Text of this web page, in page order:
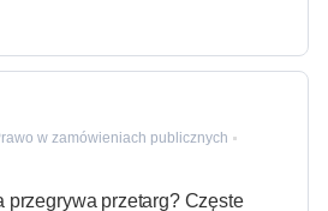
w zamówieniach publicznych
przegrywa przetarg? Częste